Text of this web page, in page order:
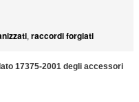
, raccordi forgiati
17375-2001 degli accessori